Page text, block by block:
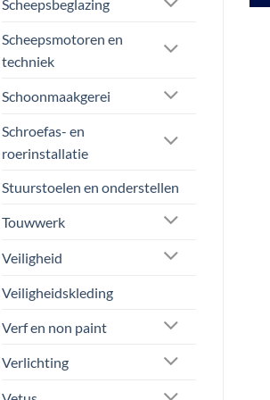
Scheepsbeglazing
Scheepsmotoren en
techniek
Schoonmaakgerei
Schroefas- en
roerinstallatie
Stuurstoelen en onderstellen
Touwwerk
Veiligheid
Veiligheidskleding
Verf en non paint
Verlichting